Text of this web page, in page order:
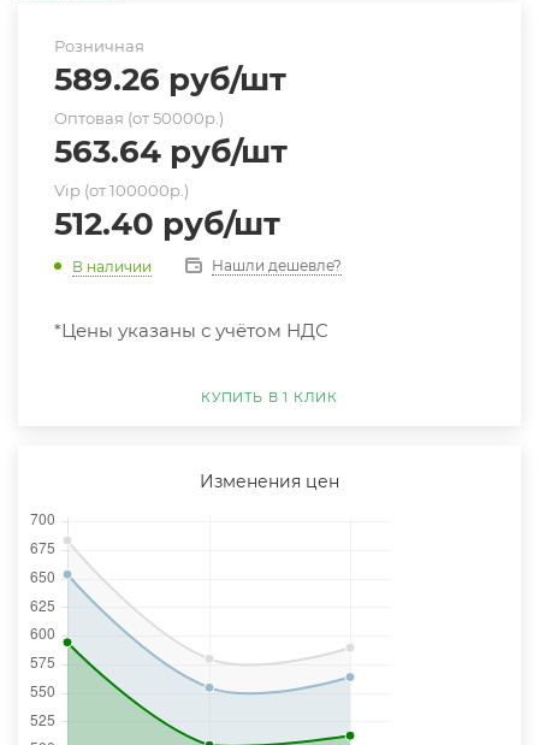
Розничная
589.26 руб/шт
Оптовая (от 50000р.)
563.64 руб/шт
Vip (от 100000р.)
512.40 руб/шт
В наличии Нашли дешевле?
*Цены указаны с учётом НДС
КУПИТЬ В 1 КЛИК
Изменения цен